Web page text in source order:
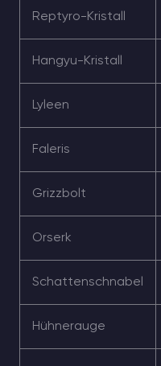
Reptyro-Kristall
Hangyu-Kristall
Lyleen
Faleris
Grizzbolt
Orserk
Schattenschnabel
Hühnerauge